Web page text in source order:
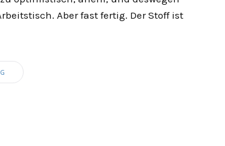
Aber fast fertig. Der Stoff ist